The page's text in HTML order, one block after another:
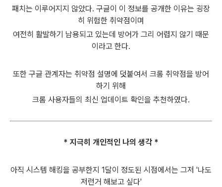
패치는 이루어지지 않았다. 구글이 이 정보를 공개한 이유는 굉장
히 위험한 취약점이며
여전히 활발하기 남용되고 있는데 방어가 그리 어렵지 않기 때문
이라고 한다.
또한 구글 관계자는 취약점 설명에 덧붙여서 크롬 취약점을 방어
하기 위해
크롬 사용자들의 최신 업데이트 확인을 추천하였다.
* 지극히 개인적인 나의 생각 *
아직 시스템 해킹을 공부한지 1달이 정도된 시점에서는 그저 '나도
저런거 해보고 싶다'